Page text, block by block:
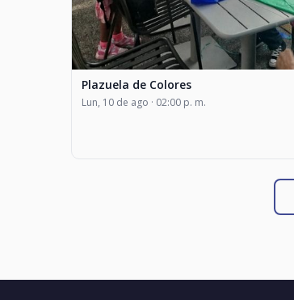
Plazuela de Colores
Lun, 10 de ago · 02:00 p. m.